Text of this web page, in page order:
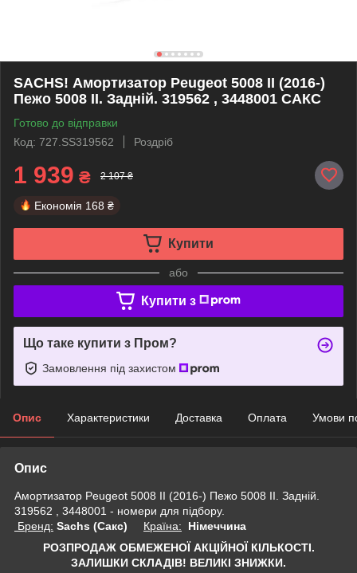
SACHS! Амортизатор Peugeot 5008 II (2016-)
Пежо 5008 II. Задній. 319562 , 3448001 САКС
Готово до відправки
Код: 727.SS319562
Роздріб
1 939 ₴ 2 107 ₴
Економія 168 ₴
Купити
або
Купити з
Що таке купити з Пром?
Замовлення під захистом
Опис Характеристики Доставка Оплата Умови
Опис
Амортизатор Peugeot 5008 II (2016-) Пежо 5008 II. Задній.
319562 , 3448001 - номери для підбору.
Бренд: Sachs (Сакс) Країна: Німеччина
РОЗПРОДАЖ ОБМЕЖЕНОЇ АКЦІЙНОЇ КІЛЬКОСТІ.
ЗАЛИШКИ СКЛАДІВ! ВЕЛИКІ ЗНИЖКИ.